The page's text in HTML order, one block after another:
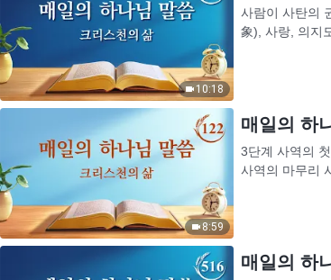
10:18
사람이 사탄의
象), 사랑, 의지
8:59
매일의 하
3단계 사역의
사역의 마무리
매일의 하